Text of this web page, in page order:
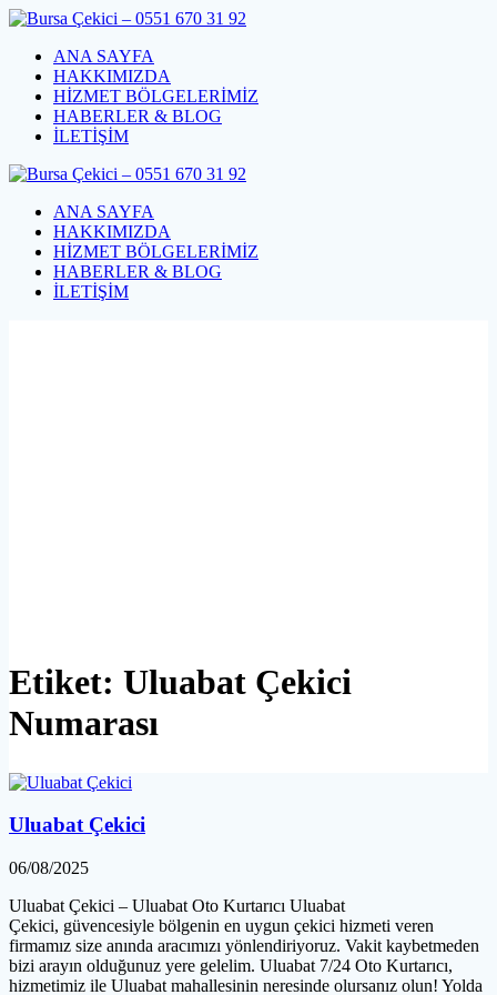
Skip
contentANA SAYFA
HAKKIMIZDA
HİZMET BÖLGELERİMİZ
HABERLER & BLOG
İLETİŞİM
ANA SAYFA
HAKKIMIZDA
HİZMET BÖLGELERİMİZ
HABERLER & BLOG
İLETİŞİM
Etiket: Uluabat Çekici
Numarası
Uluabat Çekici
06/08/2025
Uluabat Çekici – Uluabat Oto Kurtarıcı Uluabat
Çekici, güvencesiyle bölgenin en uygun çekici hizmeti veren
firmamız size anında aracımızı yönlendiriyoruz. Vakit kaybetmeden
bizi arayın olduğunuz yere gelelim. Uluabat 7/24 Oto Kurtarıcı,
hizmetimiz ile Uluabat mahallesinin neresinde olursanız olun! Yolda